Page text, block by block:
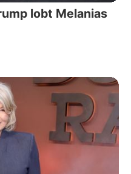
lobt Melanias